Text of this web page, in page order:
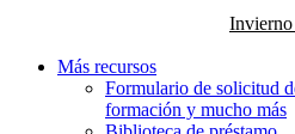
Más recursos
Formulario de solicitud
formación y mucho más